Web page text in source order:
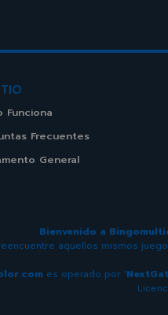
Funciona
Frecuentes
General
Bienvenido a
aquellos mismos
es operado por '